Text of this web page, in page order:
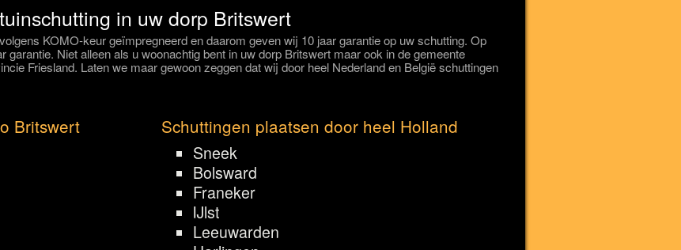
in uw dorp Britswert
KOMO-keur geïmpregneerd en daarom geven wij 10 jaar garantie op uw schutting. Op
garantie. Niet alleen als u woonachtig bent in uw dorp Britswert maar ook in de gemeente
Friesland. Laten we maar gewoon zeggen dat wij door heel Nederland en België schuttingen
Britswert Schuttingen plaatsen door heel Holland
Sneek
Bolsward
Franeker
IJlst
Leeuwarden